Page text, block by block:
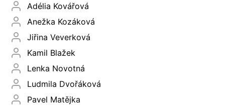
Adélia Kovářová
Anežka Kozáková
Jiřina Veverková
Kamil Blažek
Lenka Novotná
Ludmila Dvořáková
Pavel Matějka